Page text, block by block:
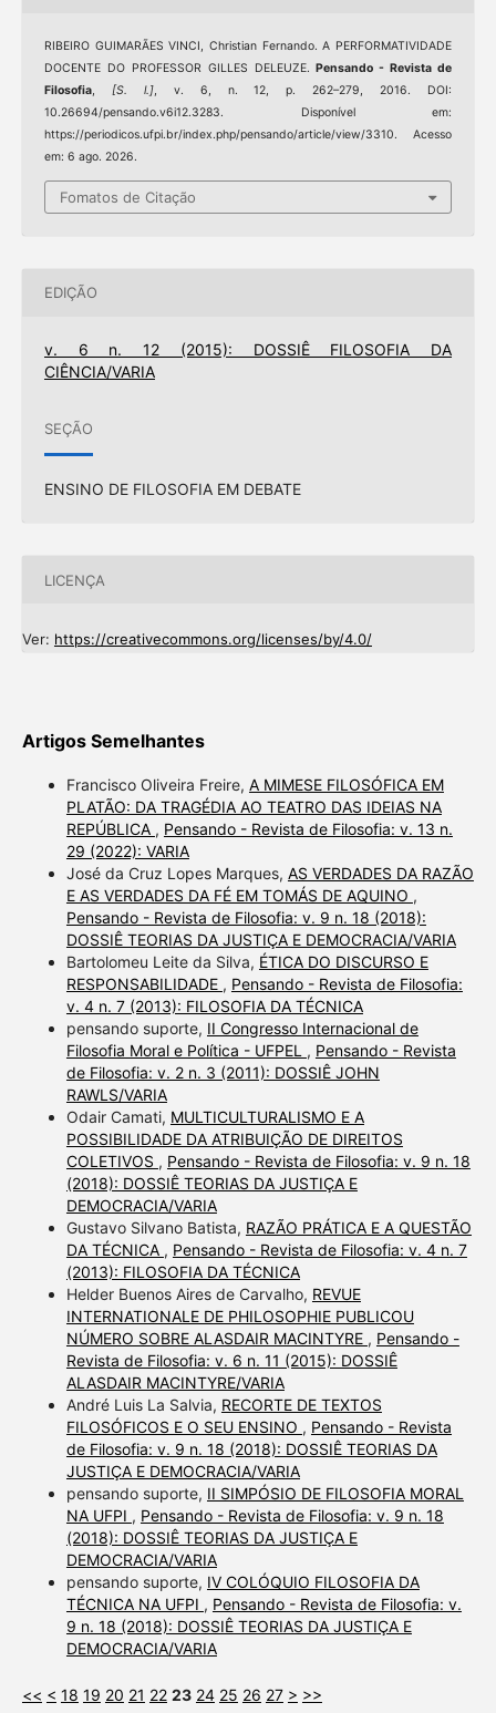
RIBEIRO GUIMARÃES VINCI, Christian Fernando. A PERFORMATIVIDADE
DOCENTE DO PROFESSOR GILLES DELEUZE.Pensando - Revista de
Filosofia, [S. l.], v. 6, n. 12, p. 262–279, 2016. DOI:
10.26694/pensando.v6i12.3283. Disponível em:
https://periodicos.ufpi.br/index.php/pensando/article/view/3310. Acesso
em: 6 ago. 2026.
Fomatos de Citação
EDIÇÃO
v. 6 n. 12 (2015): DOSSIÊ FILOSOFIA DA
CIÊNCIA/VARIA
SEÇÃO
ENSINO DE FILOSOFIA EM DEBATE
LICENÇA
Ver: https://creativecommons.org/licenses/by/4.0/
Artigos Semelhantes
Francisco Oliveira Freire, A MIMESE FILOSÓFICA EM
PLATÃO: DA TRAGÉDIA AO TEATRO DAS IDEIAS NA
REPÚBLICA , Pensando - Revista de Filosofia: v. 13 n.
29 (2022): VARIA
José da Cruz Lopes Marques, AS VERDADES DA RAZÃO
E AS VERDADES DA FÉ EM TOMÁS DE AQUINO ,
Pensando - Revista de Filosofia: v. 9 n. 18 (2018):
DOSSIÊ TEORIAS DA JUSTIÇA E DEMOCRACIA/VARIA
Bartolomeu Leite da Silva, ÉTICA DO DISCURSO E
RESPONSABILIDADE , Pensando - Revista de Filosofia:
v. 4 n. 7 (2013): FILOSOFIA DA TÉCNICA
pensando suporte, II Congresso Internacional de
Filosofia Moral e Política - UFPEL , Pensando - Revista
de Filosofia: v. 2 n. 3 (2011): DOSSIÊ JOHN
RAWLS/VARIA
Odair Camati, MULTICULTURALISMO E A
POSSIBILIDADE DA ATRIBUIÇÃO DE DIREITOS
COLETIVOS , Pensando - Revista de Filosofia: v. 9 n. 18
(2018): DOSSIÊ TEORIAS DA JUSTIÇA E
DEMOCRACIA/VARIA
Gustavo Silvano Batista, RAZÃO PRÁTICA E A QUESTÃO
DA TÉCNICA , Pensando - Revista de Filosofia: v. 4 n. 7
(2013): FILOSOFIA DA TÉCNICA
Helder Buenos Aires de Carvalho, REVUE
INTERNATIONALE DE PHILOSOPHIE PUBLICOU
NÚMERO SOBRE ALASDAIR MACINTYRE , Pensando -
Revista de Filosofia: v. 6 n. 11 (2015): DOSSIÊ
ALASDAIR MACINTYRE/VARIA
André Luis La Salvia, RECORTE DE TEXTOS
FILOSÓFICOS E O SEU ENSINO , Pensando - Revista
de Filosofia: v. 9 n. 18 (2018): DOSSIÊ TEORIAS DA
JUSTIÇA E DEMOCRACIA/VARIA
pensando suporte, II SIMPÓSIO DE FILOSOFIA MORAL
NA UFPI , Pensando - Revista de Filosofia: v. 9 n. 18
(2018): DOSSIÊ TEORIAS DA JUSTIÇA E
DEMOCRACIA/VARIA
pensando suporte, IV COLÓQUIO FILOSOFIA DA
TÉCNICA NA UFPI , Pensando - Revista de Filosofia: v.
9 n. 18 (2018): DOSSIÊ TEORIAS DA JUSTIÇA E
DEMOCRACIA/VARIA
<< < 18 19 20 21 22 23 24 25 26 27 > >>